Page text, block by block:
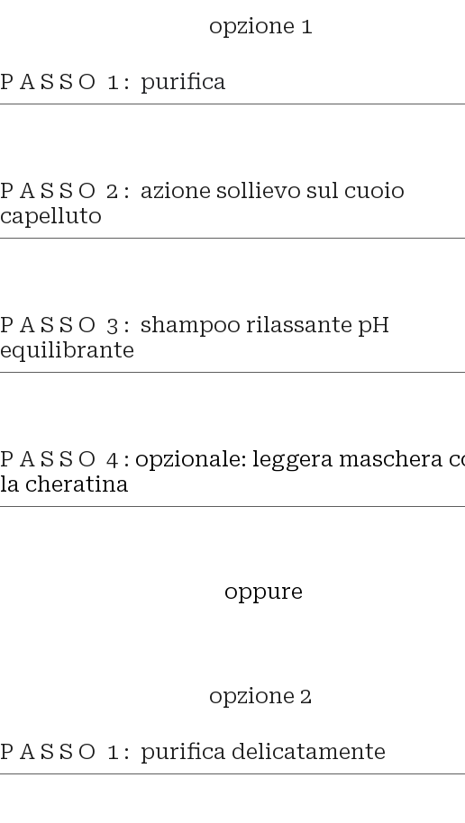
opzione 1
P A S S O 1 : purifica
P A S S O 2 : azione sollievo sul cuoio
capelluto
P A S S O 3 : shampoo rilassante pH
equilibrante
P A S S O 4 : opzionale: leggera maschera
la cheratina
oppure
opzione 2
P A S S O 1 : purifica delicatamente